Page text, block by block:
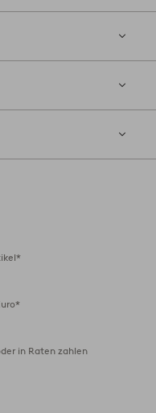
in Raten zahlen